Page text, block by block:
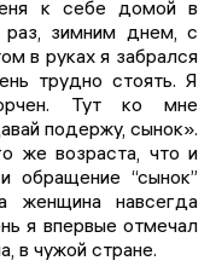
к себе домой в
зимним днем, с
в руках я забрался
трудно стоять. Я
Тут ко мне
подержу, сынок».
же возраста, что и
“сынок”
женщина навсегда
я впервые отмечал
в чужой стране.